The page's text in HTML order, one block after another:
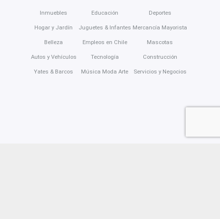
Inmuebles
Hogar y Jardín
Belleza
Autos y Vehículos
Yates & Barcos
Educación
Juguetes & Infantes
Empleos en Chile
Tecnología
Música Moda Arte
Deportes
Mercancía Mayorista
Mascotas
Construcción
Servicios y Negocios